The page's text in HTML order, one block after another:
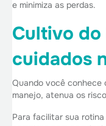
e minimiza as perdas.
Cultivo
cuidados
Quando você conhece
manejo, atenua os
Para facilitar sua